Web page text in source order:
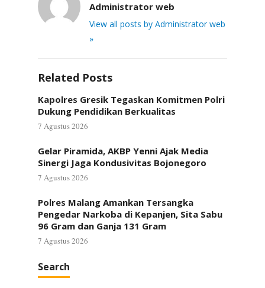
Administrator web
View all posts by Administrator web
»
Related Posts
Kapolres Gresik Tegaskan Komitmen Polri
Dukung Pendidikan Berkualitas
7 Agustus 2026
Gelar Piramida, AKBP Yenni Ajak Media
Sinergi Jaga Kondusivitas Bojonegoro
7 Agustus 2026
Polres Malang Amankan Tersangka
Pengedar Narkoba di Kepanjen, Sita Sabu
96 Gram dan Ganja 131 Gram
7 Agustus 2026
Search